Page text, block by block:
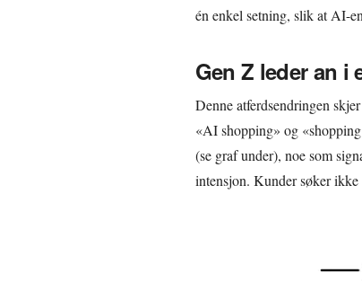
én enkel setning, slik at AI-
Gen Z leder an i
Denne atferdsendringen
«AI shopping» og
(se graf under), noe som
intensjon. Kunder søker